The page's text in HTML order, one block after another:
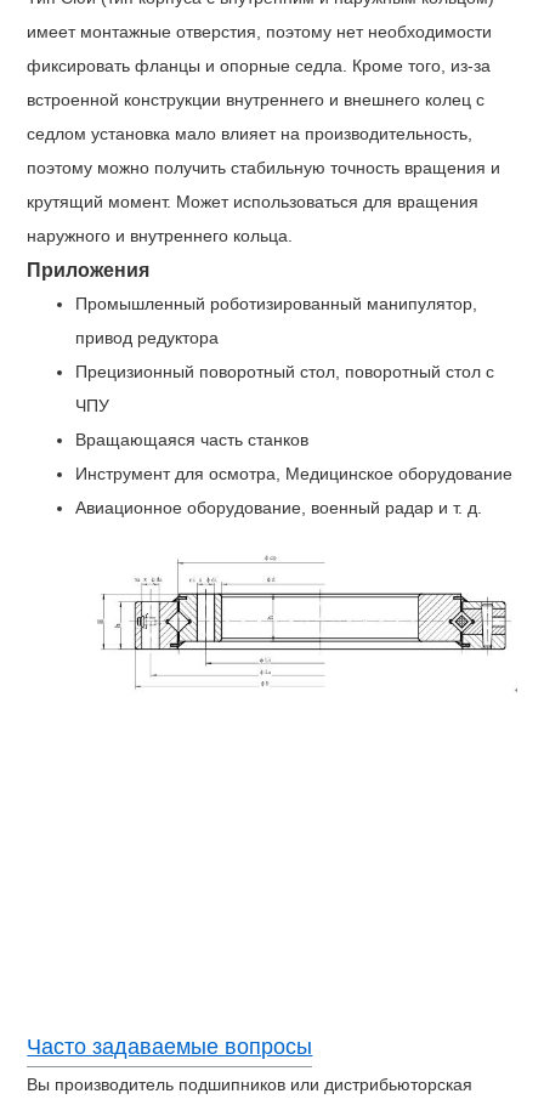
имеет монтажные отверстия, поэтому нет необходимости
фиксировать фланцы и опорные седла. Кроме того, из-за
встроенной конструкции внутреннего и внешнего колец с
седлом установка мало влияет на производительность,
поэтому можно получить стабильную точность вращения и
крутящий момент. Может использоваться для вращения
наружного и внутреннего кольца.
Приложения
Промышленный роботизированный манипулятор,
привод редуктора
Прецизионный поворотный стол, поворотный стол с
ЧПУ
Вращающаяся часть станков
Инструмент для осмотра, Медицинское оборудование
Авиационное оборудование, военный радар и т. д.
Часто задаваемые вопросы
Вы производитель подшипников или дистрибьюторская